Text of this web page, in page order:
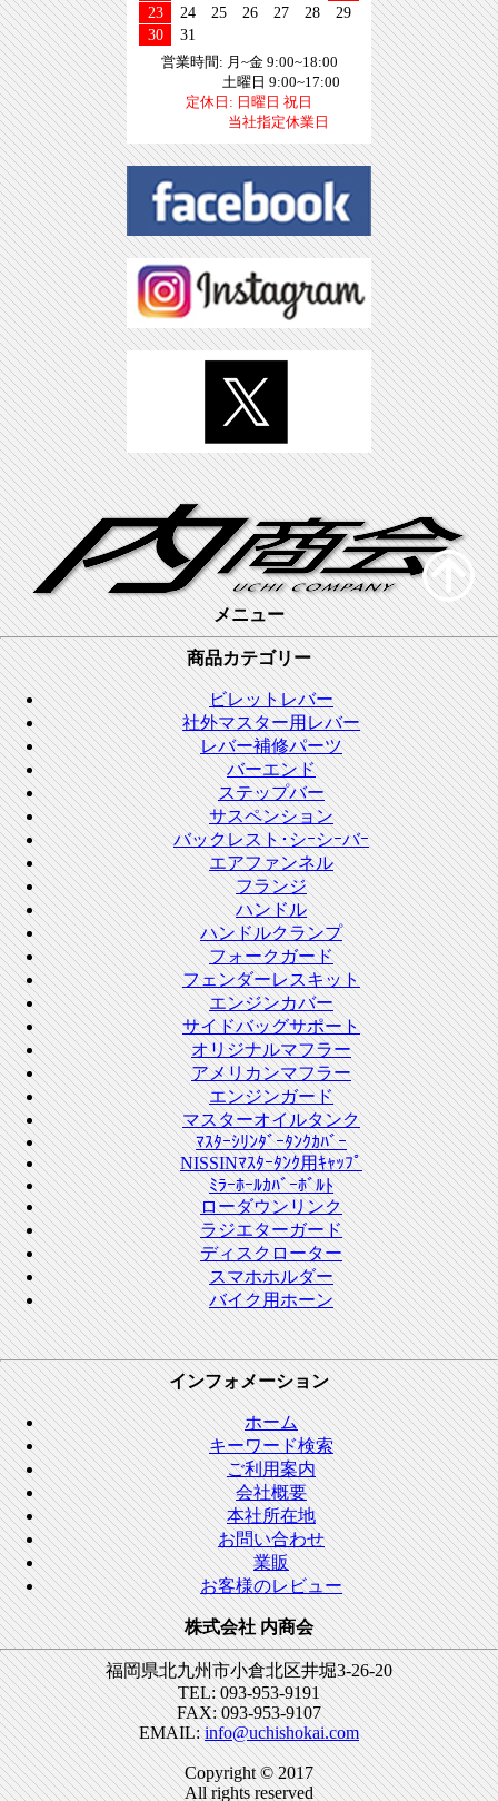
23
24 25 26 27 28
29
30
31
営業時間: 月~金 9:00~18:00
土曜日 9:00~17:00
定休日: 日曜日 祝日
当社指定休業日
メニュー
商品カテゴリー
ビレットレバー
社外マスター用レバー
レバー補修パーツ
バーエンド
ステップバー
サスペンション
バックレスト･シｰシｰバｰ
エアファンネル
フランジ
ハンドル
ハンドルクランプ
フォークガード
フェンダーレスキット
エンジンカバー
サイドバッグサポート
オリジナルマフラー
アメリカンマフラー
エンジンガード
マスターオイルタンク
ﾏｽﾀｰｼﾘﾝﾀﾞｰﾀﾝｸｶﾊﾞｰ
NISSINﾏｽﾀｰﾀﾝｸ用ｷｬｯﾌﾟ
ﾐﾗｰﾎｰﾙｶﾊﾞｰﾎﾞﾙﾄ
ローダウンリンク
ラジエターガード
ディスクローター
スマホホルダー
バイク用ホーン
インフォメーション
ホーム
キーワード検索
ご利用案内
会社概要
本社所在地
お問い合わせ
業販
お客様のレビュー
株式会社 内商会
福岡県北九州市小倉北区井堀3-26-20
TEL: 093-953-9191
FAX: 093-953-9107
EMAIL:info@uchishokai.com
Copyright © 2017
All rights reserved